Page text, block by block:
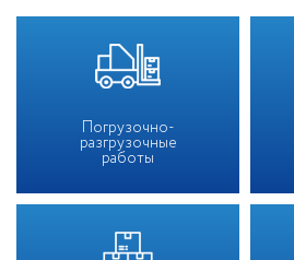
Погрузочно-
разгрузочные
работы